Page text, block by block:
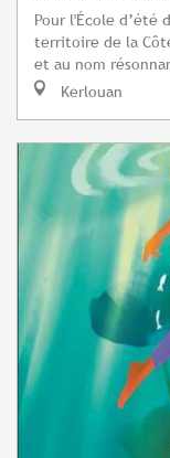
Pour l'École d’été
territoire de la
et au nom
Kerlouan